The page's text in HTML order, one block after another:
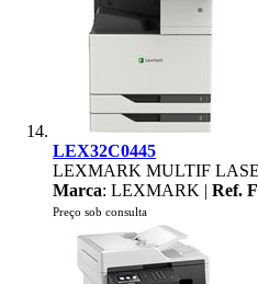
LEX32C0445
LEXMARK MULTIF
Marca: LEXMARK | Ref.
Preço sob consulta